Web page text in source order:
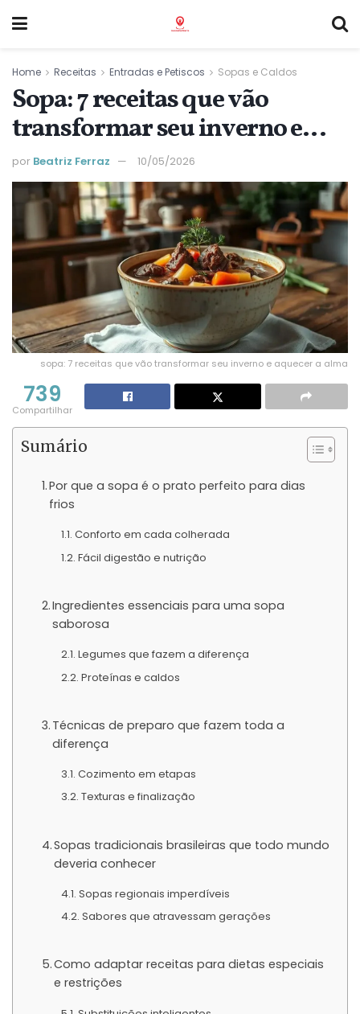
Home Receitas Entradas e Petiscos Sopas e Caldos
Sopa: 7 receitas que vão
transformar seu inverno e
aquecer a alma
por Beatriz Ferraz 10/05/2026
sopa: 7 receitas que vão transformar seu inverno e aquecer a alma
739
Compartilhar
Sumário
Por que a sopa é o prato perfeito para dias
frios
Conforto em cada colherada
Fácil digestão e nutrição
Ingredientes essenciais para uma sopa
saborosa
Legumes que fazem a diferença
Proteínas e caldos
Técnicas de preparo que fazem toda a
diferença
Cozimento em etapas
Texturas e finalização
Sopas tradicionais brasileiras que todo mundo
deveria conhecer
Sopas regionais imperdíveis
Sabores que atravessam gerações
Como adaptar receitas para dietas especiais
e restrições